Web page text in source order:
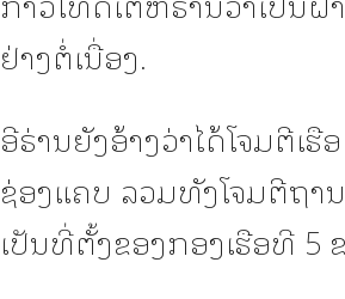
ຢ່າງຕໍ່ເນື່ອງ.
ອີຣ່ານຍັງອ້າງວ່າໄດ້ໂຈມຕີເ
ຊ່ອງແຄບ ລວມທັງໂຈມຕີຖາ
ເປັນທີ່ຕັ້ງຂອງກອງເຮືອທີ 5